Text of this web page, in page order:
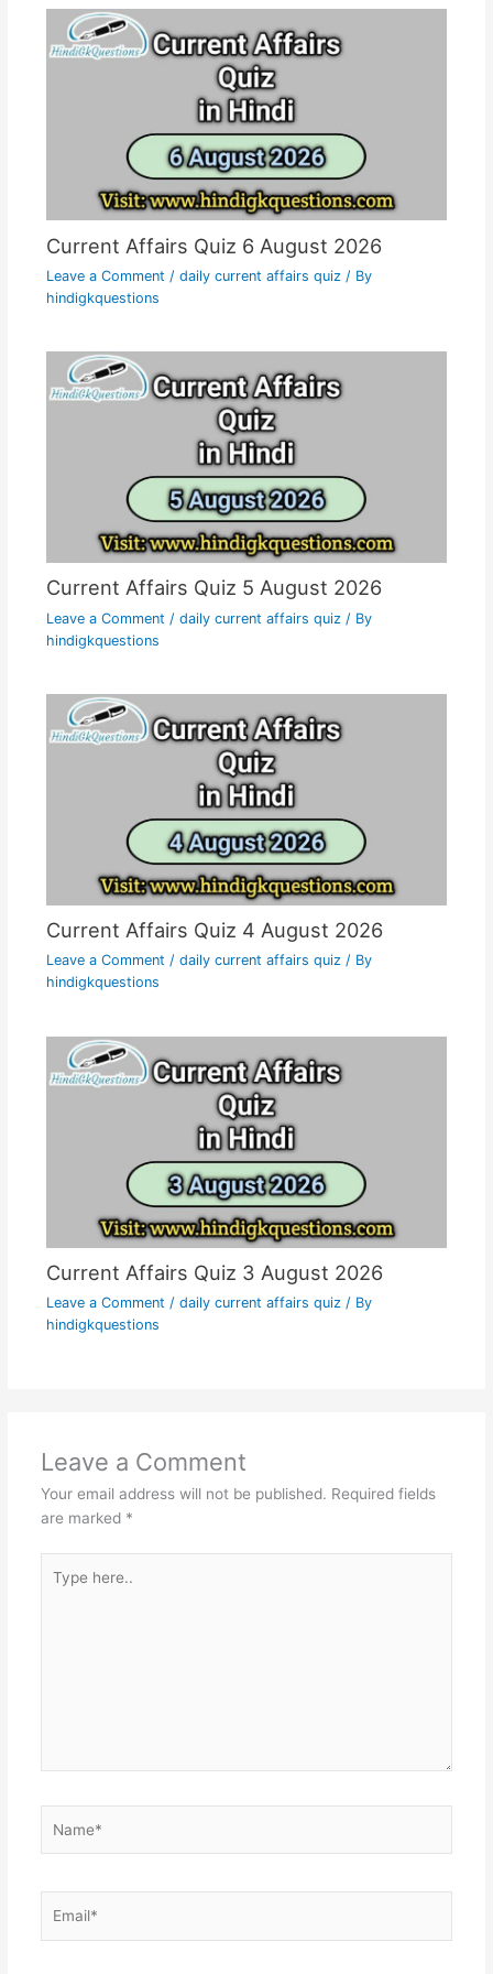
Current Affairs Quiz 6 August 2026
Leave a Comment / daily current affairs quiz / By
hindigkquestions
Current Affairs Quiz 5 August 2026
Leave a Comment / daily current affairs quiz / By
hindigkquestions
Current Affairs Quiz 4 August 2026
Leave a Comment / daily current affairs quiz/ By
hindigkquestions
Current Affairs Quiz 3 August 2026
Leave a Comment / daily current affairs quiz/ By
hindigkquestions
Leave a Comment
Your email address will not be published. Required fields
are marked *
here..